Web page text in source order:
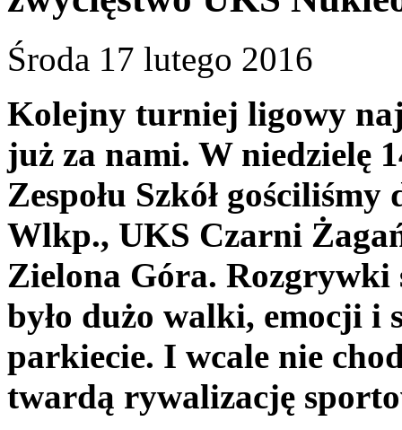
Środa 17 lutego 2016
Kolejny turniej ligowy
już za nami. W niedzielę
Zespołu Szkół
Wlkp., UKS Czarni
Zielona Góra. Rozgrywki
było dużo walki, emocji i
parkiecie. I wcale nie
twardą rywalizację